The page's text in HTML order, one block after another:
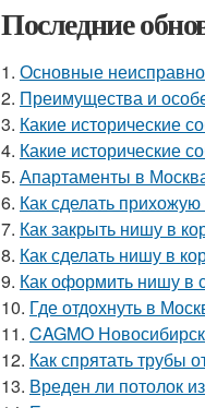
Последние
1. Основные
2. Преимущества и
3. Какие исторические
4. Какие исторические
5. Апартаменты в
6. Как сделать
7. Как закрыть нишу в
8. Как сделать нишу в
9. Как оформить нишу в
10. Где отдохнуть в
11. CAGMO
12. Как спрятать трубы
13. Вреден ли потолок